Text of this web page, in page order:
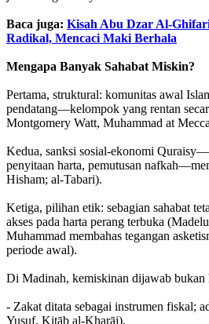
Baca juga: Kisah Abu Dzar Al-
Radikal, Mencaci Maki Berhala
Mengapa Banyak Sahabat Miskin?
Pertama, struktural: komunitas awal
pendatang—kelompok yang rentan
Montgomery Watt, Muhammad at
Kedua, sanksi sosial-ekonomi
penyitaan harta, pemutusan
Hisham; al-Tabari).
Ketiga, pilihan etik: sebagian sahabat
akses pada harta perang terbuka
Muhammad membahas tegangan
periode awal).
Di Madinah, kemiskinan dijawab bukan
- Zakat ditata sebagai instrumen fiskal;
Yusuf, Kitāb al-Kharāj).